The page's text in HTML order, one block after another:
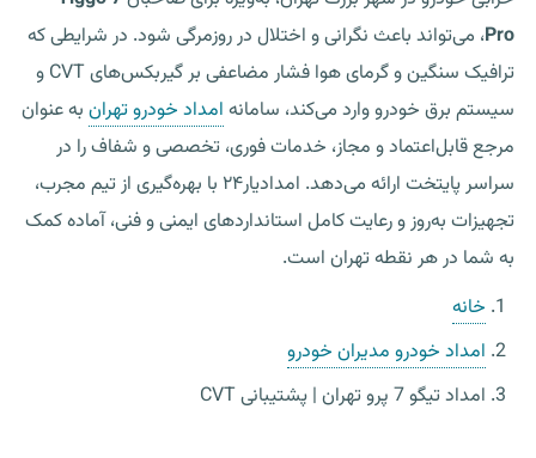
Pro، می‌تواند باعث نگرانی و اختلال در روزمرگی شود. در شرایطی که
ترافیک سنگین و گرمای هوا فشار مضاعفی بر گیربکس‌های CVT و
سیستم برق خودرو وارد می‌کند، سامانه امداد خودرو تهران به عنوان
مرجع قابل‌اعتماد و مجاز، خدمات فوری، تخصصی و شفاف را در
سراسر پایتخت ارائه می‌دهد. امدادیار۲۴ با بهره‌گیری از تیم مجرب،
تجهیزات به‌روز و رعایت کامل استانداردهای ایمنی و فنی، آماده کمک
به شما در هر نقطه تهران است.
خانه
امداد خودرو مدیران خودرو
امداد تیگو 7 پرو تهران | پشتیبانی CVT